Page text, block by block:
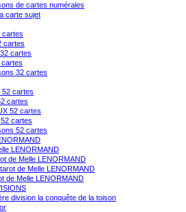
de cartes numérales
carte sujet
cartes
cartes
cartes
cartes
32 cartes
52 cartes
cartes
52 cartes
cartes
52 cartes
LENORMAND
de Melle LENORMAND
de Melle LENORMAND
de Melle LENORMAND
division la conquête de la toison